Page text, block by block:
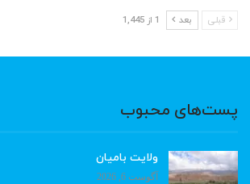
قبلی بعد 1 از 1,445
پست‌های محبوب
ولایت بامیان
آگوست 6, 2026